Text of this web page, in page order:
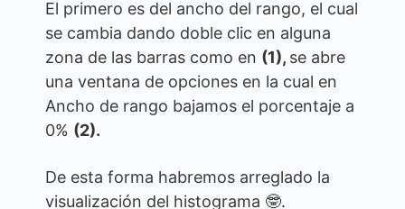
El primero es del ancho del rango, el cual
se cambia dando doble clic en alguna
zona de las barras como en (1), se abre
una ventana de opciones en la cual en
Ancho de rango bajamos el porcentaje a
0% (2).
De esta forma habremos arreglado la
visualización del histograma 🤓.